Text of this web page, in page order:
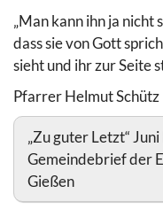
„Man kann ihn ja nicht
dass sie von Gott
sieht und ihr zur Seite
Pfarrer Helmut Schütz
„Zu guter Letzt“
Gemeindebrief der
Gießen